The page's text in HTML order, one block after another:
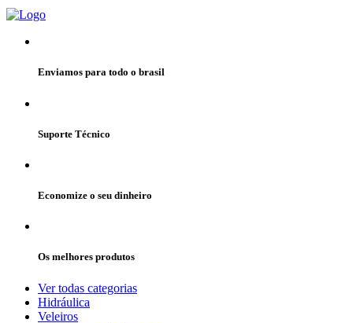
Enviamos para todo o brasil
Suporte Técnico
Economize o seu dinheiro
Os melhores produtos
Ver todas categorias
Hidráulica
Veleiros